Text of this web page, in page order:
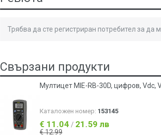
Трябва да сте регистриран потребител за
Свързани продукти
Мултицет MIE-RB-30D, цифров, Vdc,
Каталожен номер: 153145
€ 11.04 / 21.59 лв
€ 12.99